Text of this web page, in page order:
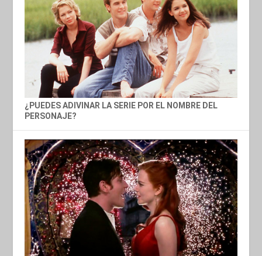
¿PUEDES ADIVINAR LA SERIE POR EL NOMBRE DEL
PERSONAJE?